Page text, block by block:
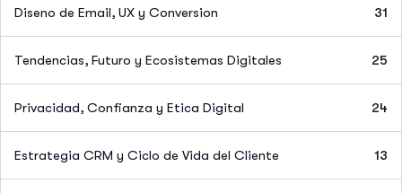
Diseno de Email, UX y Conversion 31
Tendencias, Futuro y Ecosistemas Digitales 25
Privacidad, Confianza y Etica Digital 24
Estrategia CRM y Ciclo de Vida del Cliente 13